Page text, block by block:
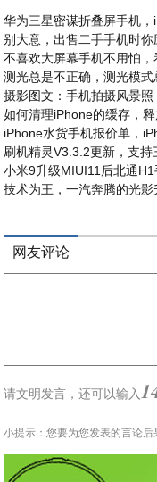
华为三星密谋折叠屏手机
别大意，出售二手手机时你
不喜欢大屏幕手机不用怕
测光总是不正确，测光模式
摄影图文：手机拍摄风景
如何清理iPhone的缓存，
iPhone水货手机报价单，
刷机精灵V3.3.2更新，支
小米9升级MIUI11后北通
技术为王，一汽奔腾的光影
网友评论
请文明发言，还可以输入
小提示：您要为您发表的言论